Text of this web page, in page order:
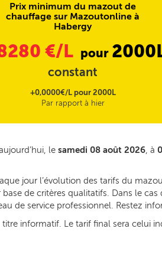
Prix minimum du mazout de
chauffage sur Mazoutonline à
Habergy
€/L pour
constant
+0,0000€/L pour 2000L
Par rapport à hier
le samedi 08 août 2026, à
jour l’évolution des tarifs du
de critères qualitatifs. Dans le
de service professionnel. Restez
informatif. Le tarif final sera celui